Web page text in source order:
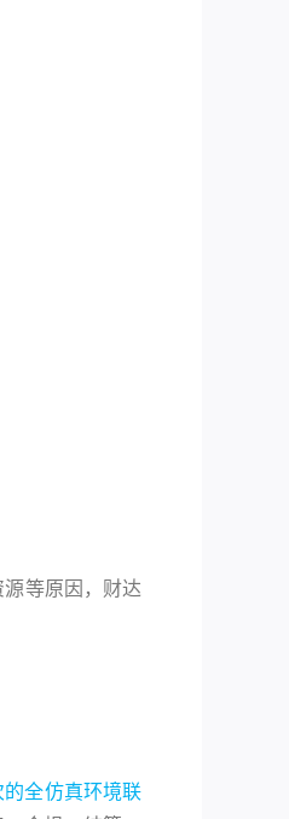
等原因，财达
全仿真环境联